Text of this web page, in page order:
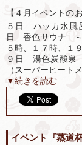
【４月イベントの
５日 ハッカ水風
日 香色サウナ ～
５時、１７時、１
９日 湯色炭酸
（スーパーヒート
▼続きを読む
イベント『蒸道